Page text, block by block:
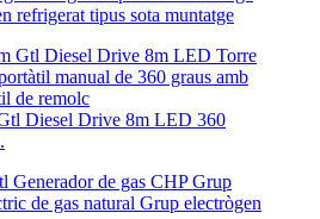
refrigerat tipus sota muntatge
Diesel Drive 8m LED 360